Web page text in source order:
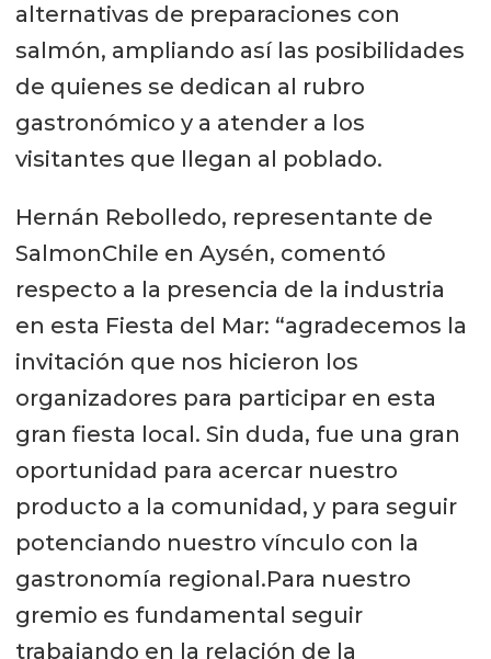
alternativas de preparaciones con
salmón, ampliando así las posibilidades
de quienes se dedican al rubro
gastronómico y a atender a los
visitantes que llegan al poblado.
Hernán Rebolledo, representante de
SalmonChile en Aysén, comentó
respecto a la presencia de la industria
en esta Fiesta del Mar: “agradecemos la
invitación que nos hicieron los
organizadores para participar en esta
gran fiesta local. Sin duda, fue una gran
oportunidad para acercar nuestro
producto a la comunidad, y para seguir
potenciando nuestro vínculo con la
gastronomía regional.Para nuestro
gremio es fundamental seguir
trabajando en la relación de la